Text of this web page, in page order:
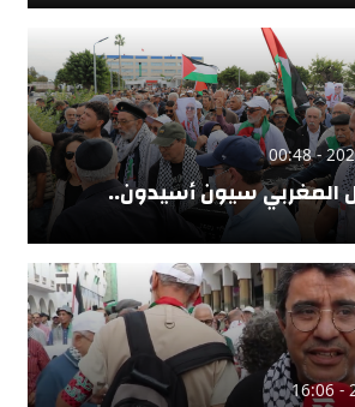
المغربي سيون أسيدون..